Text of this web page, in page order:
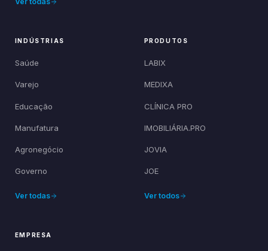
INDÚSTRIAS
Saúde
Varejo
Educação
Manufatura
Agronegócio
Governo
Ver todas
PRODUTOS
LABIX
MEDIXA
CLÍNICA PRO
IMOBILIÁRIA.PRO
JOVIA
JOE
Ver todos
EMPRESA